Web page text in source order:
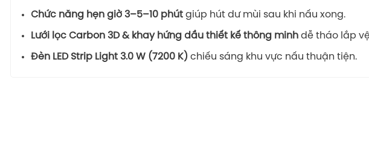
Chức năng hẹn giờ 3–5–10 phútgiúp hút dư mùi sau khi nấu xong.
Lưới lọc Carbon 3D & khay hứng dầu thiết kế thông minhdễ tháo lắp
Đèn LED Strip Light 3.0 W (7200 K)chiếu sáng khu vực nấu thuận tiện.